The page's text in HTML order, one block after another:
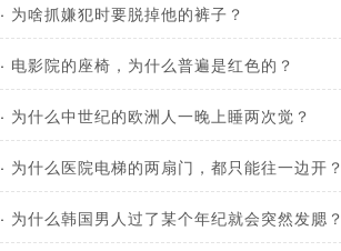
· 为啥抓嫌犯时要脱掉他的裤子？
· 电影院的座椅，为什么普遍是红色的？
· 为什么中世纪的欧洲人一晚上睡两次觉？
· 为什么医院电梯的两扇门，都只能往一边开？
· 为什么韩国男人过了某个年纪就会突然发腮？